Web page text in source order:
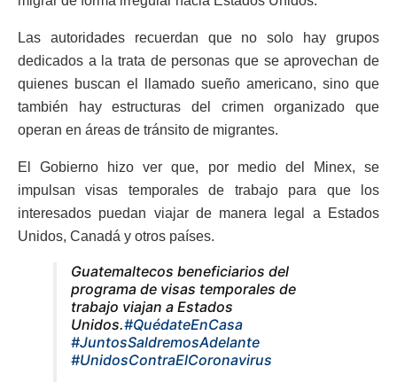
Las autoridades recuerdan que no solo hay grupos
dedicados a la trata de personas que se aprovechan de
quienes buscan el llamado sueño americano, sino que
también hay estructuras del crimen organizado que
operan en áreas de tránsito de migrantes.
El Gobierno hizo ver que, por medio del Minex, se
impulsan visas temporales de trabajo para que los
interesados puedan viajar de manera legal a Estados
Unidos, Canadá y otros países.
Guatemaltecos beneficiarios del
programa de visas temporales de
trabajo viajan a Estados
Unidos.#QuédateEnCasa
#JuntosSaldremosAdelante
#UnidosContraElCoronavirus